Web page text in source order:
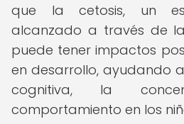
que la cetosis, un
alcanzado a través de
puede tener impactos
en desarrollo, ayudando
cognitiva, la
comportamiento en los